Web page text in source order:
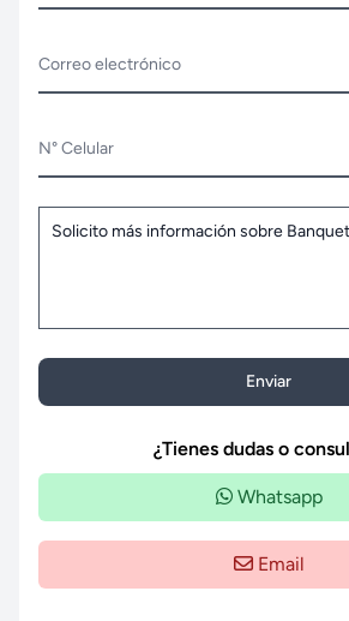
Correo electrónico
N° Celular
Enviar
¿Tienes dudas o
Whatsapp
Email